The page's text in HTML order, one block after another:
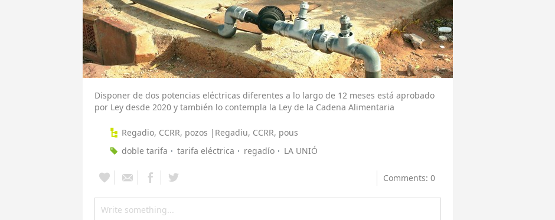
Disponer de dos potencias eléctricas diferentes a lo largo de 12 meses está aprobado
por Ley desde 2020 y también lo contempla la Ley de la Cadena Alimentaria
Regadio, CCRR, pozos |Regadiu, CCRR, pous
doble tarifa
tarifa eléctrica regadío LA UNIÓ
Comments: 0